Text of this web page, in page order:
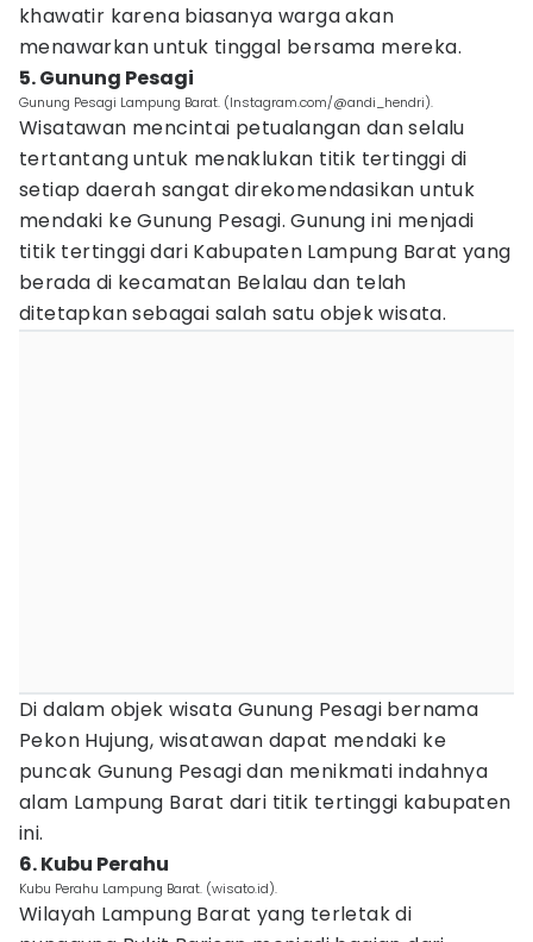
khawatir karena biasanya warga akan
menawarkan untuk tinggal bersama mereka.
5. Gunung Pesagi
Gunung Pesagi Lampung Barat. (Instagram.com/@andi_hendri).
Wisatawan mencintai petualangan dan selalu
tertantang untuk menaklukan titik tertinggi di
setiap daerah sangat direkomendasikan untuk
mendaki ke Gunung Pesagi. Gunung ini menjadi
titik tertinggi dari Kabupaten Lampung Barat yang
berada di kecamatan Belalau dan telah
ditetapkan sebagai salah satu objek wisata.
Di dalam objek wisata Gunung Pesagi bernama
Pekon Hujung, wisatawan dapat mendaki ke
puncak Gunung Pesagi dan menikmati indahnya
alam Lampung Barat dari titik tertinggi kabupaten
ini.
6. Kubu Perahu
Kubu Perahu Lampung Barat. (wisato.id).
Wilayah Lampung Barat yang terletak di